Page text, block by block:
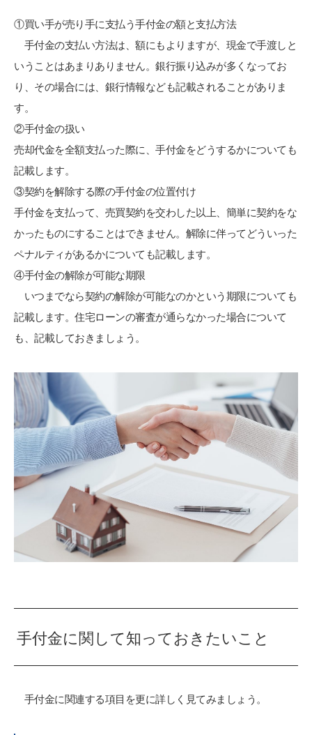
①買い手が売り手に支払う手付金の額と支払方法
手付金の支払い方法は、額にもよりますが、現金で手渡しと
いうことはあまりありません。銀行振り込みが多くなってお
り、その場合には、銀行情報なども記載されることがありま
す。
②手付金の扱い
売却代金を全額支払った際に、手付金をどうするかについても
記載します。
③契約を解除する際の手付金の位置付け
手付金を支払って、売買契約を交わした以上、簡単に契約をな
かったものにすることはできません。解除に伴ってどういった
ペナルティがあるかについても記載します。
④手付金の解除が可能な期限
いつまでなら契約の解除が可能なのかという期限についても
記載します。住宅ローンの審査が通らなかった場合について
も、記載しておきましょう。
手付金に関して知っておきたいこと
手付金に関連する項目を更に詳しく見てみましょう。